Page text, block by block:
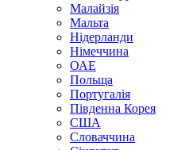
Малайзія
Мальта
Нідерланди
Німеччина
ОАЕ
Польща
Португалія
Південна Корея
США
Словаччина